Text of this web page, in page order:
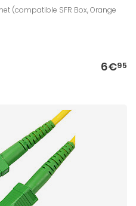
(compatible SFR Box, Orange
6€95